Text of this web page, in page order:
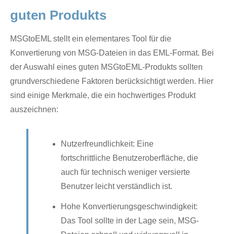
guten Produkts
MSGtoEML stellt ein elementares Tool für die
Konvertierung von MSG-Dateien in das EML-Format. Bei
der Auswahl eines guten MSGtoEML-Produkts sollten
grundverschiedene Faktoren berücksichtigt werden. Hier
sind einige Merkmale, die ein hochwertiges Produkt
auszeichnen:
Nutzerfreundlichkeit: Eine
fortschrittliche Benutzeroberfläche, die
auch für technisch weniger versierte
Benutzer leicht verständlich ist.
Hohe Konvertierungsgeschwindigkeit:
Das Tool sollte in der Lage sein, MSG-